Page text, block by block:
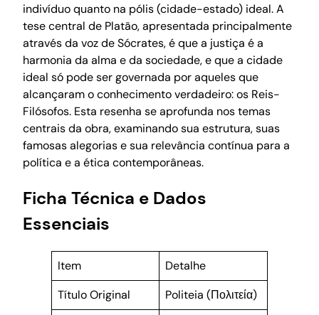
indivíduo quanto na pólis (cidade-estado) ideal. A
tese central de Platão, apresentada principalmente
através da voz de Sócrates, é que a justiça é a
harmonia da alma e da sociedade, e que a cidade
ideal só pode ser governada por aqueles que
alcançaram o conhecimento verdadeiro: os Reis-
Filósofos. Esta resenha se aprofunda nos temas
centrais da obra, examinando sua estrutura, suas
famosas alegorias e sua relevância contínua para a
política e a ética contemporâneas.
Ficha Técnica e Dados
Essenciais
Item
Detalhe
Título Original
Politeia (Πολιτεία)